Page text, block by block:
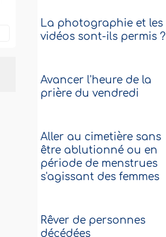
La photographie et les
vidéos sont-ils permis ?
Avancer l'heure de la
prière du vendredi
Aller au cimetière sans
être ablutionné ou en
période de menstrues
s'agissant des femmes
Rêver de personnes
décédées